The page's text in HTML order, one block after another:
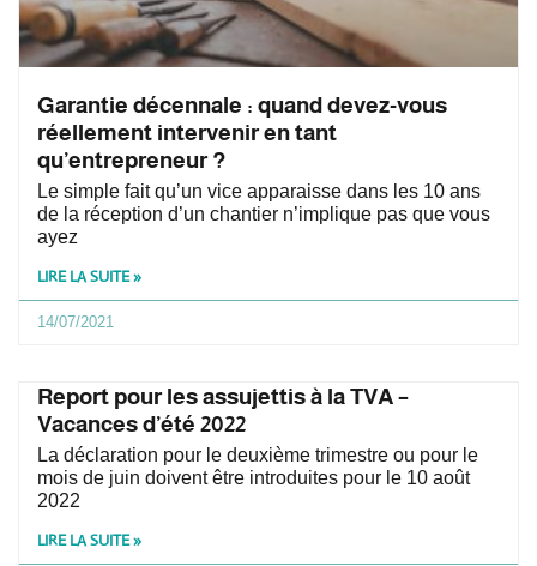
Garantie décennale : quand devez-vous
réellement intervenir en tant
qu’entrepreneur ?
Le simple fait qu’un vice apparaisse dans les 10 ans
de la réception d’un chantier n’implique pas que vous
ayez
LIRE LA SUITE »
14/07/2021
Report pour les assujettis à la TVA –
Vacances d’été 2022
La déclaration pour le deuxième trimestre ou pour le
mois de juin doivent être introduites pour le 10 août
2022
LIRE LA SUITE »